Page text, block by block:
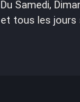
Du Samedi,
et tous les jours